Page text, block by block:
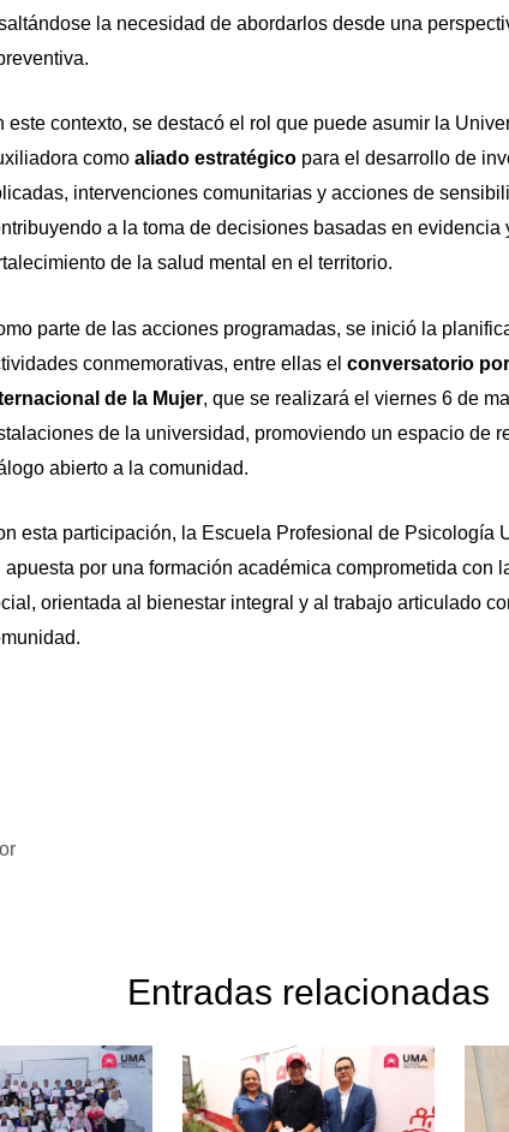
la necesidad de abordarlos desde una
este contexto, se destacó el rol que puede asumir la
como aliado estratégicopara el desarrollo de
intervenciones comunitarias y acciones de
a la toma de decisiones basadas en evidencia
de la salud mental en el territorio.
parte de las acciones programadas, se inició la
conmemorativas, entre ellas el conversatorio
de la Mujer, que se realizará el viernes 6 de
de la universidad, promoviendo un espacio de
abierto a la comunidad.
esta participación, la Escuela Profesional de Psicología
apuesta por una formación académica comprometida con
orientada al bienestar integral y al trabajo articulado
Entradas relacionadas